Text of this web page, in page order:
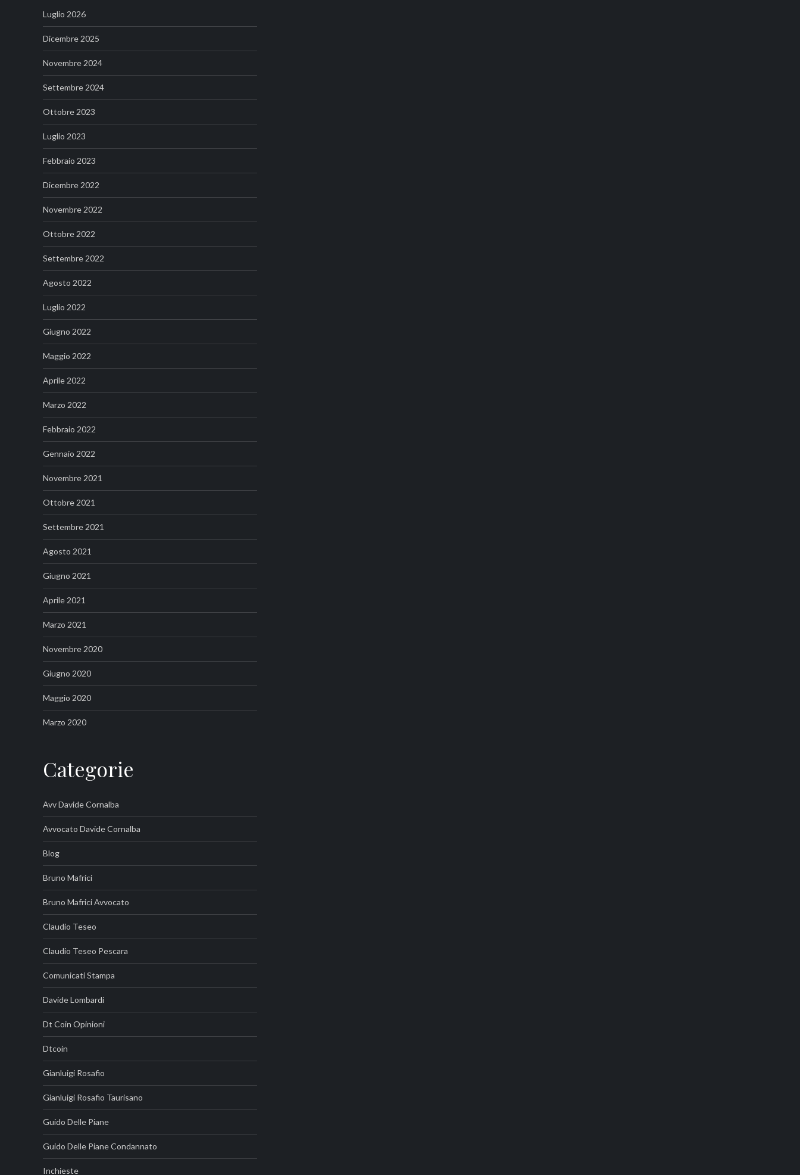
Luglio 2026
Dicembre 2025
Novembre 2024
Settembre 2024
Ottobre 2023
Luglio 2023
Febbraio 2023
Dicembre 2022
Novembre 2022
Ottobre 2022
Settembre 2022
Agosto 2022
Luglio 2022
Giugno 2022
Maggio 2022
Aprile 2022
Marzo 2022
Febbraio 2022
Gennaio 2022
Novembre 2021
Ottobre 2021
Settembre 2021
Agosto 2021
Giugno 2021
Aprile 2021
Marzo 2021
Novembre 2020
Giugno 2020
Maggio 2020
Marzo 2020
Categorie
Avv Davide Cornalba
Avvocato Davide Cornalba
Blog
Bruno Mafrici
Bruno Mafrici Avvocato
Claudio Teseo
Claudio Teseo Pescara
Comunicati Stampa
Davide Lombardi
Dt Coin Opinioni
Dtcoin
Gianluigi Rosafio
Gianluigi Rosafio Taurisano
Guido Delle Piane
Guido Delle Piane Condannato
Inchieste